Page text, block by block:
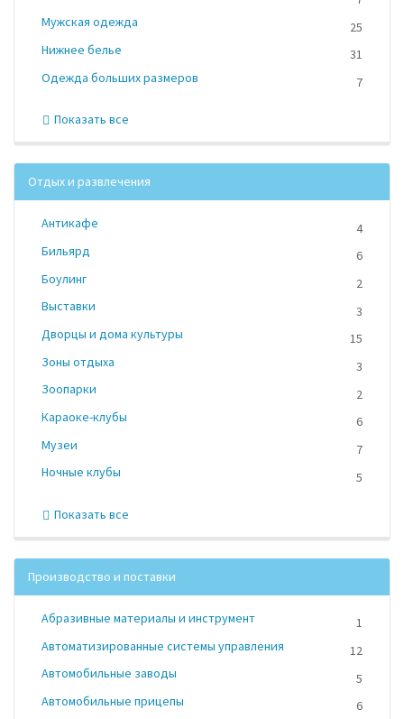
Мужская одежда
25
Нижнее белье
31
Одежда больших размеров
7
Показать все
Отдых и развлечения
Антикафе
4
Бильярд
6
Боулинг
2
Выставки
3
Дворцы и дома культуры
15
Зоны отдыха
3
Зоопарки
2
Караоке-клубы
6
Музеи
7
Ночные клубы
5
Показать все
Производство и поставки
Абразивные материалы и инструмент
1
Автоматизированные системы управления
12
Автомобильные заводы
5
Автомобильные прицепы
6